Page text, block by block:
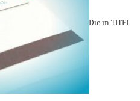
Die in TITEL